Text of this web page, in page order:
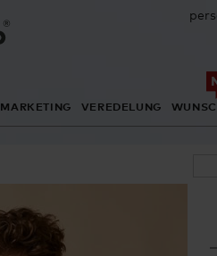
MARKETING VEREDELUNG